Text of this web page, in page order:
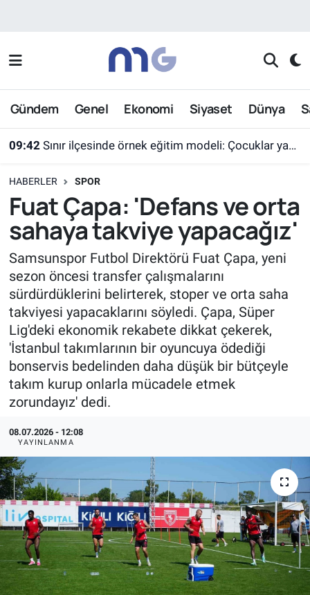
Gündem Genel Ekonomi Siyaset Dünya
09:42 Sınır ilçesinde örnek eğitim modeli: Çocuklar yazın ekran yerine etkinlikleri seçti
HABERLER SPOR
Fuat Çapa: 'Defans ve orta
sahaya takviye yapacağız'
Samsunspor Futbol Direktörü Fuat Çapa, yeni
sezon öncesi transfer çalışmalarını
sürdürdüklerini belirterek, stoper ve orta saha
takviyesi yapacaklarını söyledi. Çapa, Süper
Lig'deki ekonomik rekabete dikkat çekerek,
'İstanbul takımlarının bir oyuncuya ödediği
bonservis bedelinden daha düşük bir bütçeyle
takım kurup onlarla mücadele etmek
zorundayız' dedi.
08.07.2026 - 12:08
YAYINLANMA
Nöbetçi Eczaneler
Hava Durumu
Süper Lig Puan Durumu ve Fikstür
Tüm Manşetler
Son Dakika Haberleri
Haber Arşivi